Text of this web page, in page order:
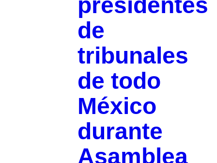
presidentes
de
tribunales
de todo
México
durante
Asamblea